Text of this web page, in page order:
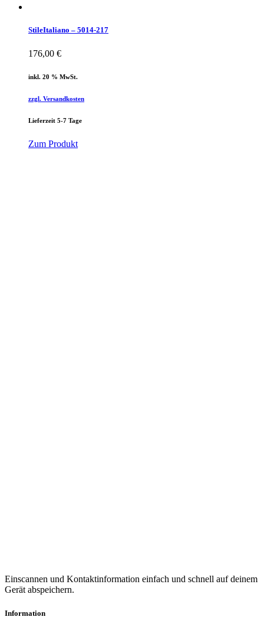
StileItaliano – 5014-217
176,00 €
inkl. 20 % MwSt.
zzgl. Versandkosten
Lieferzeit 5-7 Tage
Zum Produkt
Einscannen und Kontaktinformation einfach und schnell auf deinem
Gerät abspeichern.
Information